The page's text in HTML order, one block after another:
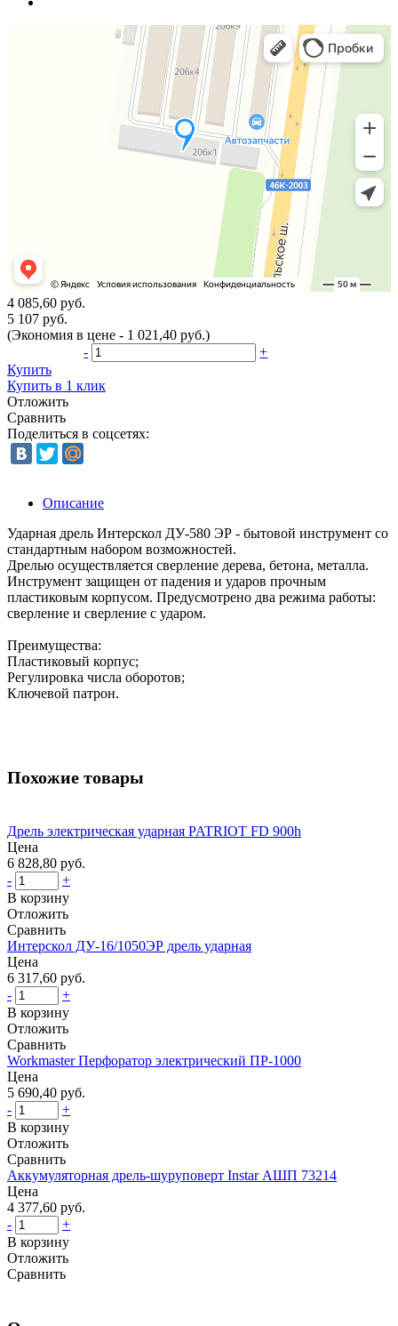
4 085,60 руб.
5 107 руб.
(Экономия в цене - 1 021,40 руб.)
-
+
Купить
Купить в 1 клик
Отложить
Сравнить
Поделиться в соцсетях:
Описание
Ударная дрель Интерскол ДУ-580 ЭР - бытовой инструмент со
стандартным набором возможностей.
Дрелью осуществляется сверление дерева, бетона, металла.
Инструмент защищен от падения и ударов прочным
пластиковым корпусом. Предусмотрено два режима работы:
сверление и сверление с ударом.
Преимущества:
Пластиковый корпус;
Регулировка числа оборотов;
Ключевой патрон.
Похожие товары
Дрель электрическая ударная PATRIOT FD 900h
Цена
6 828,80 руб.
-
+
В корзину
Отложить
Сравнить
Интерскол ДУ-16/1050ЭР дрель ударная
Цена
6 317,60 руб.
-
+
В корзину
Отложить
Сравнить
Workmaster Перфоратор электрический ПР-1000
Цена
5 690,40 руб.
-
+
В корзину
Отложить
Сравнить
Аккумуляторная дрель-шуруповерт Instar АШП 73214
Цена
4 377,60 руб.
-
+
В корзину
Отложить
Сравнить